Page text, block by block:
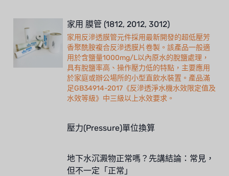
家用 膜管 (1812, 2012, 3012)
家用反滲透膜管元件採用最新開發的超低壓芳
香聚酰胺複合反滲透膜片卷製。該產品一般適
用於含鹽量1000mg/L以內原水的脫鹽處理，
具有脫鹽率高、操作壓力低的特點，主要應用
於家庭或辦公場所的小型直飲水裝置。產品滿
足GB34914-2017《反滲透淨水機水效限定值及
水效等級》中三級以上水效要求。
壓力(Pressure)單位換算
地下水沉澱物正常嗎？先講結論：常見，
但不一定「正常」